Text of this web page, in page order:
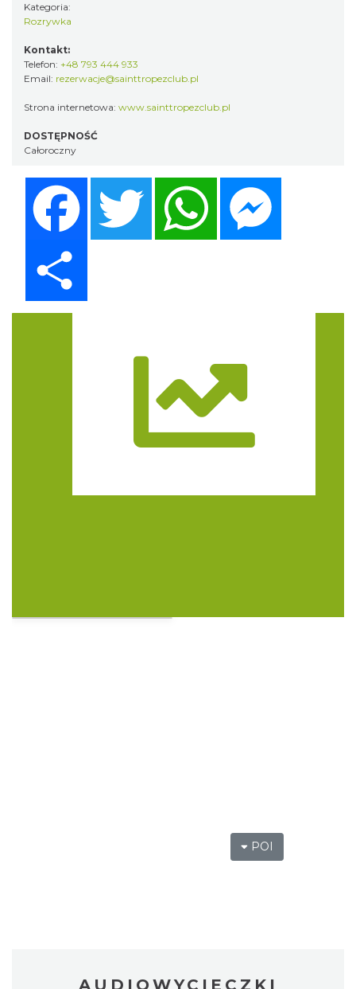
Kategoria:
Rozrywka
Kontakt:
Telefon: +48 793 444 933
Email: rezerwacje@sainttropezclub.pl
Strona internetowa: www.sainttropezclub.pl
DOSTĘPNOŚĆ
Całoroczny
Twitter WhatsApp
POI
AUDIOWYCIECZKI